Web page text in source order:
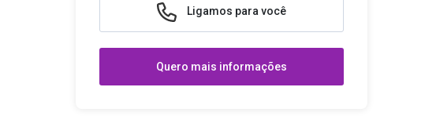
Ligamos para você
Quero mais informações